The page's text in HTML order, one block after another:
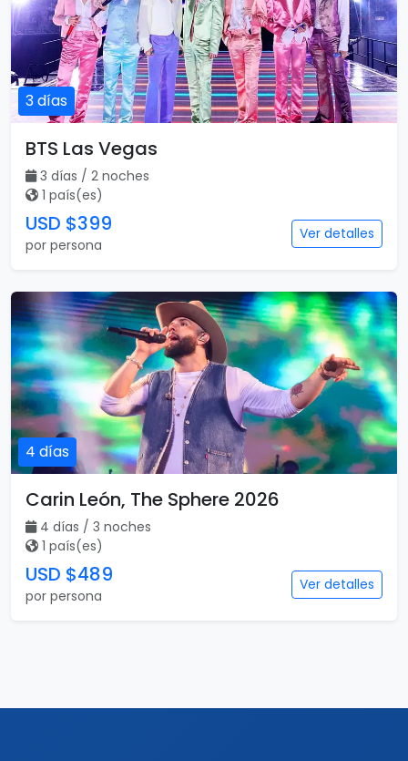
3 días
BTS Las Vegas
3 días / 2 noches
1 país(es)
USD $399
por persona
Ver detalles
4 días
Carin León, The Sphere 2026
4 días / 3 noches
1 país(es)
USD $489
por persona
Ver detalles